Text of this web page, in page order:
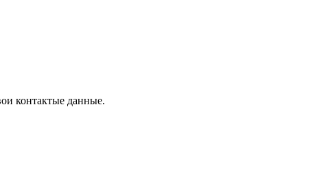
контактые данные.